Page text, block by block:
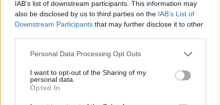
IAB’s list of downstream participants. This information may
also be disclosed by us to third parties on the IAB’s List of
Downstream Participants that may further disclose it to other
Please note that this website/app uses one or more Google
not limited to your visit or usage behaviour. You may click to
grant or deny consent to Google and its third-party tags to
use your data for below specified purposes in below Google
consent section.
Personal Data Processing Opt Outs
I want to opt-out of the Sharing of my
personal data.
Opted In